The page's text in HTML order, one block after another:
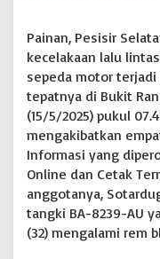
a
w
a
B
B
M
S
o
l
a
I
l
Painan, Pesisir
kecelakaan lalu
sepeda motor terjadi
tepatnya di Bukit
(15/5/2025) pukul
mengakibatkan
Informasi yang
Online dan Cetak
anggotanya,
tangki BA-8239-AU
(32) mengalami rem